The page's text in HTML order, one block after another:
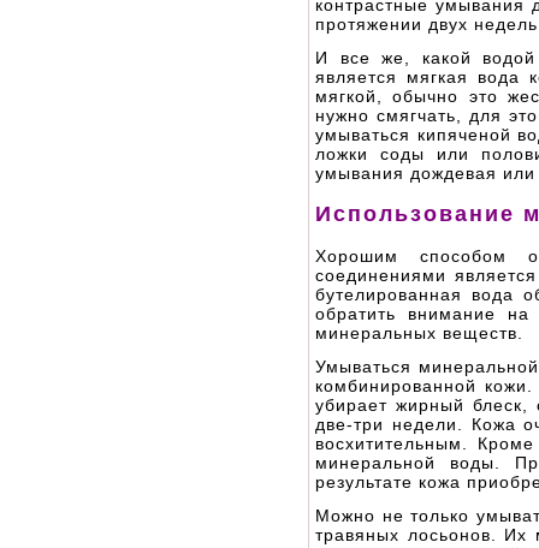
контрастные умывания
протяжении двух
И все же, какой
является мягкая вода
мягкой, обычно это
нужно смягчать, для
умываться кипяченой
ложки соды или
умывания дождевая или
Использование
Хорошим способом
соединениями
бутелированная вода
обратить внимание
минеральных веществ.
Умываться
комбинированной
убирает жирный блеск,
две-три недели. Кожа
восхитительным.
минеральной воды.
результате кожа
Можно не только
травяных лосьонов. Их